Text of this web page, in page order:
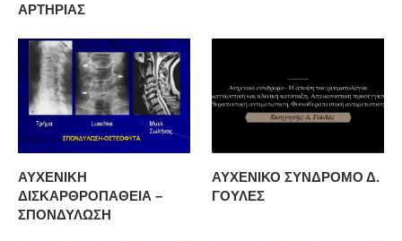
ΑΡΤΗΡΙΑΣ
ΑΥΧΕΝΙΚΗ
ΔΙΣΚΑΡΘΡΟΠΑΘΕΙΑ –
ΣΠΟΝΔΥΛΩΣΗ
ΑΥΧΕΝΙΚΟ ΣΥΝΔΡΟΜΟ Δ.
ΓΟΥΛΕΣ